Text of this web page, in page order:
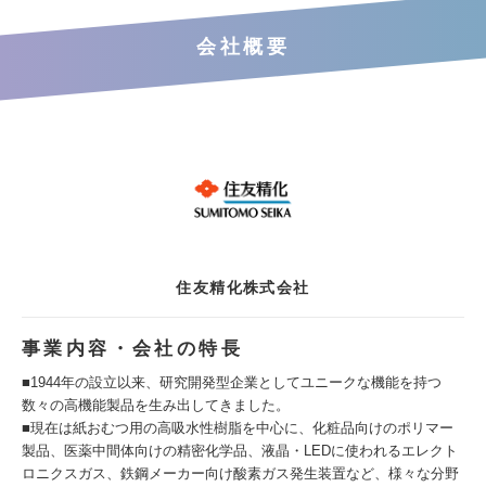
会社概要
住友精化株式会社
事業内容・会社の特長
■1944年の設立以来、研究開発型企業としてユニークな機能を持つ
数々の高機能製品を生み出してきました。
■現在は紙おむつ用の高吸水性樹脂を中心に、化粧品向けのポリマー
製品、医薬中間体向けの精密化学品、液晶・LEDに使われるエレクト
ロニクスガス、鉄鋼メーカー向け酸素ガス発生装置など、様々な分野